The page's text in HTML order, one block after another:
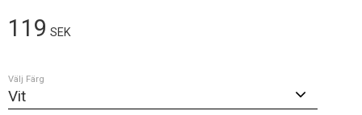
119 SEK
Välj Färg